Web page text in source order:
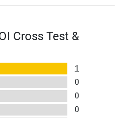
Cross Test &
1
0
0
0